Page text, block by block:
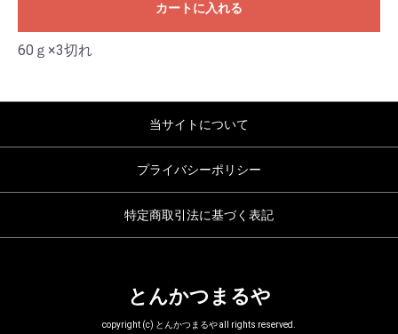
カートに入れる
60ｇ×3切れ
当サイトについて
プライバシーポリシー
特定商取引法に基づく表記
とんかつまるや
copyright (c) とんかつまるや all rights reserved.